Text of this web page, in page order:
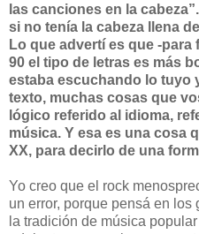
las canciones en la
si no tenía la cabeza llena
Lo que advertí es que -
90 el tipo de letras es más
estaba escuchando lo tuyo
texto, muchas cosas que
lógico referido al idioma,
música. Y esa es una cosa
XX, para decirlo de una
Yo creo que el rock
un error, porque pensá en los
la tradición de música